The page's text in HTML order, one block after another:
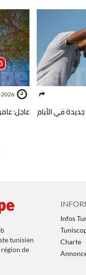
في الأيام عاجل:
tunisien
de
Infos
Charte